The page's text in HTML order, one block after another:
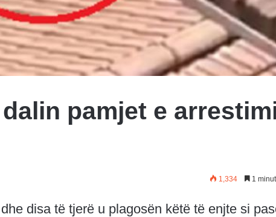
pamjet e
1,334 1
disa të tjerë u plagosën këtë të enjte si